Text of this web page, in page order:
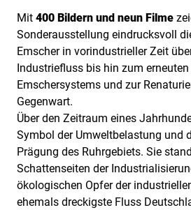
Mit 400 Bildern und neun Filme
Sonderausstellung eindrucksvoll
Emscher in vorindustrieller Zeit
Industriefluss bis hin zum
Emschersystems und zur
Gegenwart.
Über den Zeitraum eines
Symbol der Umweltbelastung und
Prägung des Ruhrgebiets. Sie
Schattenseiten der
ökologischen Opfer der
ehemals dreckigste Fluss